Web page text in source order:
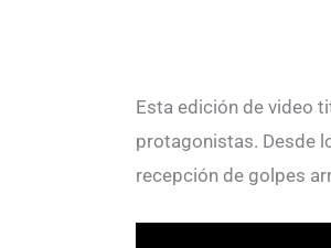
Esta edición de video
protagonistas. Desde
recepción de golpes